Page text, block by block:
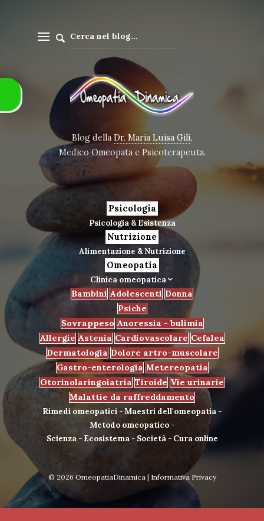
Blog della Dr. Maria Luisa Gili,
Medico Omeopata e Psicoterapeuta.
Psicologia
Psicologia & Esistenza
Nutrizione
Alimentazione & Nutrizione
Omeopatia
Clinica omeopatica
Bambini Adolescenti Donna
Psiche
Sovrappeso Anoressia - bulimia
Allergie Astenia Cardiovascolare Cefalea
Dermatologia Dolore artro-muscolare
Gastro-enterologia Metereopatia
Otorinolaringoiatria Tiroide Vie urinarie
Malattie da raffreddamento
Rimedi omeopatici -Maestri dell'omeopatia-
Metodo omeopatico-
Scienza- Ecosistema- Società- Cura online
© 2026 OmeopatiaDinamica| Informativa Privacy